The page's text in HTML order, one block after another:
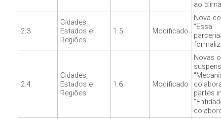
ao
2.3
Cidades,
Estados e
Regiões
1.5 Modificado
Nova
"Essa
2.4
Cidades,
Estados e
Regiões
1.6 Modificado
Novas
partes